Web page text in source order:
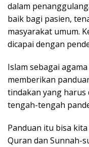
dalam
baik bagi pasien,
masyarakat umum.
dicapai dengan
Islam sebagai
memberikan
tindakan yang harus
tengah-tengah
Panduan itu bisa
Quran dan Sunnah-